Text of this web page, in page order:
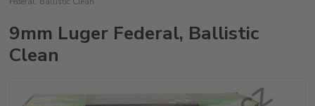
9mm Luger Federal, Ballistic
Clean